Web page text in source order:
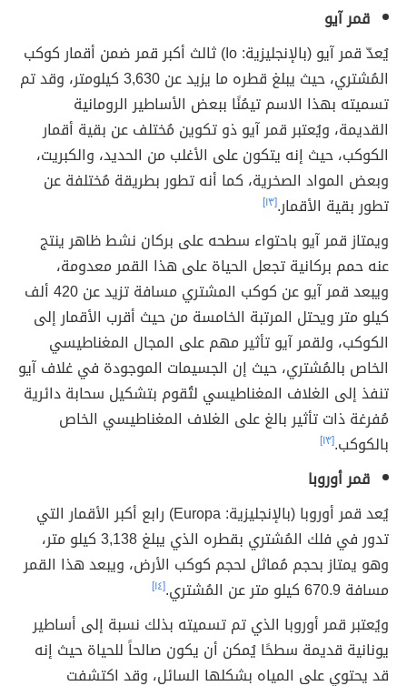
قمر آيو
يُعدّ قمر آيو (بالإنجليزية: Io) ثالث أكبر قمر ضمن أقمار كوكب
المُشتري، حيث يبلغ قطره ما يزيد عن 3,630 كيلومتر، وقد تم
تسميته بهذا الاسم تيمُنًا ببعض الأساطير الرومانية
القديمة، ويُعتبر قمر آيو ذو تكوين مُختلف عن بقية أقمار
الكوكب، حيث إنه يتكون على الأغلب من الحديد، والكبريت،
وبعض المواد الصخرية، كما أنه تطور بطريقة مُختلفة عن
تطور بقية الأقمار.[١٣]
ويمتاز قمر آيو باحتواء سطحه على بركان نشط ظاهر ينتج
عنه حمم بركانية تجعل الحياة على هذا القمر معدومة،
ويبعد قمر آيو عن كوكب المشتري مسافة تزيد عن 420 ألف
كيلو متر ويحتل المرتبة الخامسة من حيث أقرب الأقمار إلى
الكوكب، ولقمر آيو تأثير مهم على المجال المغناطيسي
الخاص بالمُشتري، حيث إن الجسيمات الموجودة في غلاف آيو
تنفذ إلى الغلاف المغناطيسي لتُقوم بتشكيل سحابة دائرية
مُفرغة ذات تأثير بالغ على الغلاف المغناطيسي الخاص
بالكوكب.[١٣]
قمر أوروبا
يُعد قمر أوروبا (بالإنجليزية: Europa) رابع أكبر الأقمار التي
تدور في فلك المُشتري بقطره الذي يبلغ 3,138 كيلو متر،
وهو يمتاز بحجم مُماثل لحجم كوكب الأرض، ويبعد هذا القمر
مسافة 670.9 كيلو متر عن المُشتري.
[١٤]
ويُعتبر قمر أوروبا الذي تم تسميته بذلك نسبة إلى أساطير
يونانية قديمة سطحًا يُمكن أن يكون صالحاً للحياة حيث إنه
قد يحتوي على المياه بشكلها السائل، وقد اكتشفت